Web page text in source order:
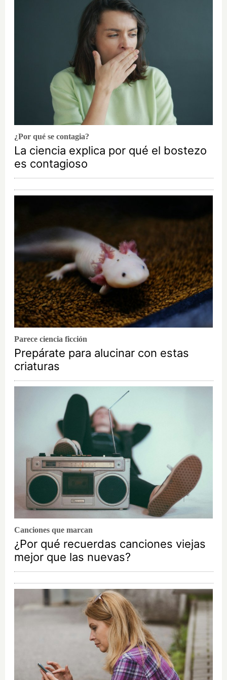
¿Por qué se contagia?
La ciencia explica por qué el bostezo
es contagioso
Parece ciencia ficción
Prepárate para alucinar con estas
criaturas
Canciones que marcan
¿Por qué recuerdas canciones viejas
mejor que las nuevas?